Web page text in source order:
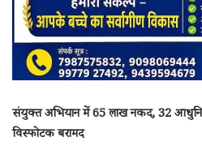
संयुक्त अभियान में 65 लाख नकद, 32 आधुनिक
विस्फोटक बरामद